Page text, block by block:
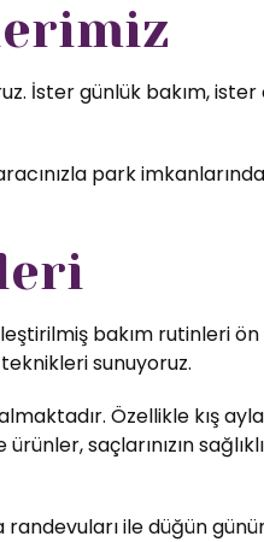
günlük bakım, ister
park
bakım rutinleri
sunuyoruz.
Özellikle kış
saçlarınızın
ile düğün